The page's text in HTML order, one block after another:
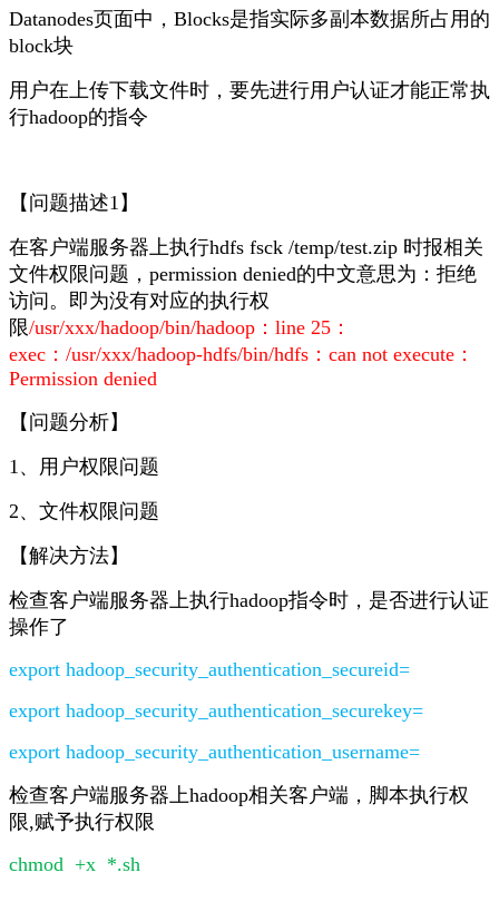
Datanodes页面中，Blocks是指实际多副本数据所占用的
block块
用户在上传下载文件时，要先进行用户认证才能正常执
行hadoop的指令
【问题描述1】
在客户端服务器上执行hdfs fsck /temp/test.zip 时报相关
文件权限问题，permission denied的中文意思为：拒绝
访问。即为没有对应的执行权
限/usr/xxx/hadoop/bin/hadoop：line 25：
exec：/usr/xxx/hadoop-hdfs/bin/hdfs：can not execute：
Permission denied
【问题分析】
1、用户权限问题
2、文件权限问题
【解决方法】
检查客户端服务器上执行hadoop指令时，是否进行认证
操作了
export hadoop_security_authentication_secureid=
export hadoop_security_authentication_securekey=
export hadoop_security_authentication_username=
检查客户端服务器上hadoop相关客户端，脚本执行权
限,赋予执行权限
chmod +x *.sh